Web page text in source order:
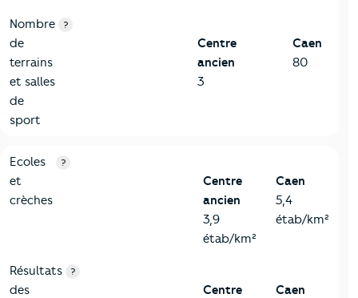
Nombre
de
terrains
et salles
de
sport
?
Centre
ancien
3
Caen
80
4-Education
Critères
Ecoles
et
crèches
?
Centre
ancien
3,9
étab/km²
Caen
5,4
étab/km²
Résultats
des
?
Centre
Caen